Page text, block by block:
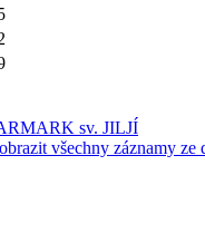
sv. JILJÍ
všechny záznamy ze